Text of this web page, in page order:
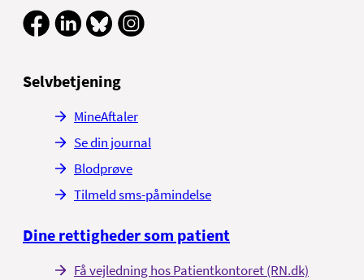
Selvbetjening
MineAftaler
Se din journal
Blodprøve
Tilmeld sms-påmindelse
Dine rettigheder som patient
Få vejledning hos Patientkontoret (RN.dk)